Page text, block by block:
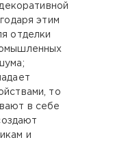
этим
отделки
то
в себе
и